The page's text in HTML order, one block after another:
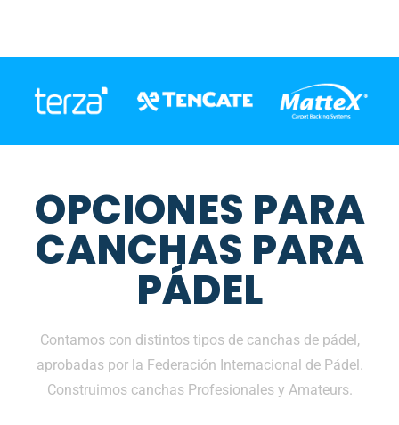
OPCIONES PARA
CANCHAS PARA
PÁDEL
Contamos con distintos tipos de canchas de pádel,
aprobadas por la Federación Internacional de Pádel.
Construimos canchas Profesionales y Amateurs.